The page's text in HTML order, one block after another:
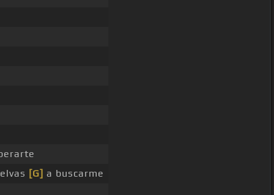
[G] a buscarme